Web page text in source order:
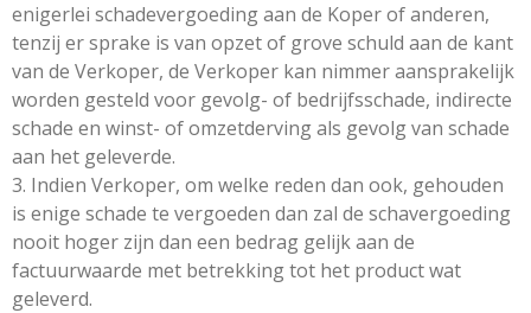
enigerlei schadevergoeding aan de Koper of anderen,
tenzij er sprake is van opzet of grove schuld aan de kant
van de Verkoper, de Verkoper kan nimmer aansprakelijk
worden gesteld voor gevolg- of bedrijfsschade, indirecte
schade en winst- of omzetderving als gevolg van schade
aan het geleverde.
3. Indien Verkoper, om welke reden dan ook, gehouden
is enige schade te vergoeden dan zal de schavergoeding
nooit hoger zijn dan een bedrag gelijk aan de
factuurwaarde met betrekking tot het product wat
geleverd.